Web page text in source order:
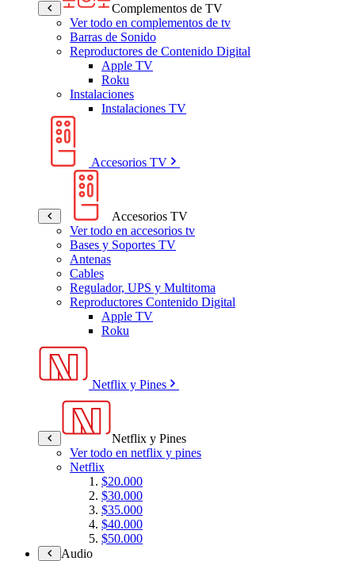
Complementos de TV
Ver todo en complementos de tv
Barras de Sonido
Reproductores de Contenido Digital
Apple TV
Roku
Instalaciones
Instalaciones TV
Accesorios TV
Accesorios TV
Ver todo en accesorios tv
Bases y Soportes TV
Antenas
Cables
Regulador, UPS y Multitoma
Reproductores Contenido Digital
Apple TV
Roku
Netflix y Pines
Netflix y Pines
Ver todo en netflix y pines
Netflix
$20.000
$30.000
$35.000
$40.000
$50.000
Audio